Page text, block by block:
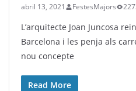
abril 13, 2021 FestesMajors
L’arquitecte Joan Juncosa
Barcelona i les penja als
nou concepte
Read More